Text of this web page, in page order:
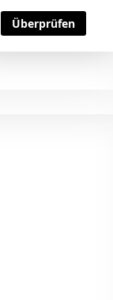
Überprüfen